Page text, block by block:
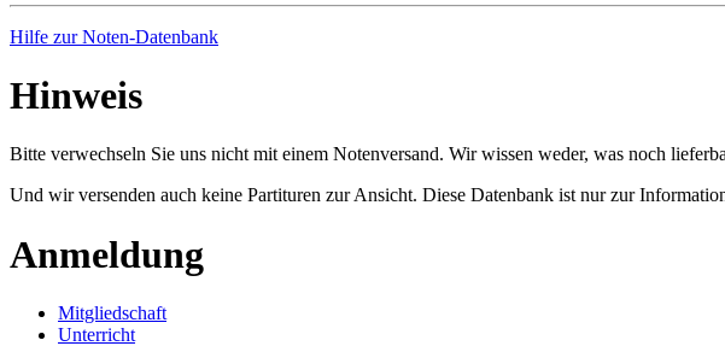
Hilfe zur Noten-Datenbank
Hinweis
Bitte verwechseln Sie uns nicht mit einem Notenversand. Wir wissen weder, was noch
Und wir versenden auch keine Partituren zur Ansicht. Diese Datenbank ist nur zur
Anmeldung
Mitgliedschaft
Unterricht